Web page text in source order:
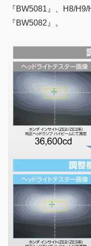
『BW5081』、H8/
『BW5082』。